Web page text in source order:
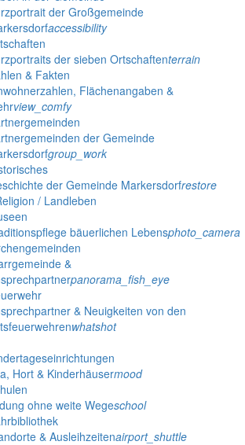
der Großgemeinde
accessibility
der sieben Ortschaftenterrain
& Fakten
Flächenangaben &
view_comfy
der Gemeinde
group_work
der Gemeinde Markersdorfrestore
/ Landleben
bäuerlichen Lebensphoto_camera
&
panorama_fish_eye
& Neuigkeiten von den
whatshot
Hort & Kinderhäusermood
ohne weite Wegeschool
& Ausleihzeitenairport_shuttle